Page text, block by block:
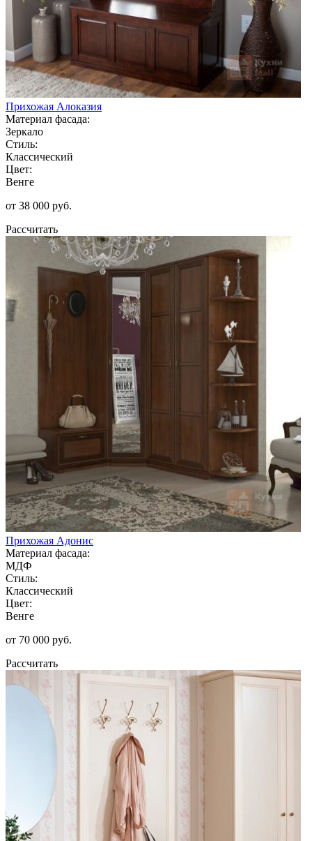
Прихожая Алоказия
Материал фасада:
Зеркало
Стиль:
Классический
Цвет:
Венге
от 38 000 руб.
Рассчитать
Прихожая Адонис
Материал фасада:
МДФ
Стиль:
Классический
Цвет:
Венге
от 70 000 руб.
Рассчитать